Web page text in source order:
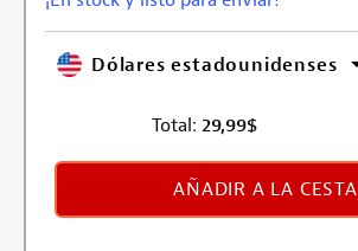
Dólares estadounidenses
Total: 29,99$
AÑADIR A LA CESTA